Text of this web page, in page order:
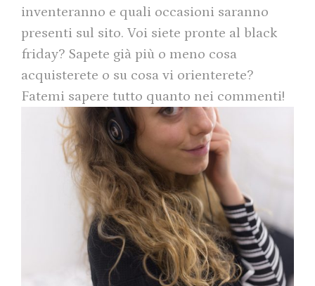
inventeranno e quali occasioni saranno
presenti sul sito. Voi siete pronte al black
friday? Sapete già più o meno cosa
acquisterete o su cosa vi orienterete?
Fatemi sapere tutto quanto nei commenti!